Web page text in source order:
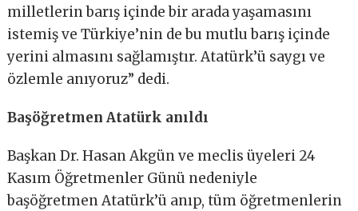
milletlerin barış içinde bir arada yaşamasını
istemiş ve Türkiye’nin de bu mutlu barış içinde
yerini almasını sağlamıştır. Atatürk’ü saygı ve
özlemle anıyoruz” dedi.
Başöğretmen Atatürk anıldı
Başkan Dr. Hasan Akgün ve meclis üyeleri 24
Kasım Öğretmenler Günü nedeniyle
başöğretmen Atatürk’ü anıp, tüm öğretmenlerin